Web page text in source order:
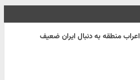
اعراب منطقه به دنبال ایران ضعیف